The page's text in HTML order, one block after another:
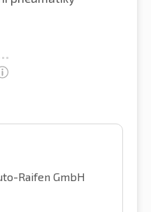
Raifen GmbH